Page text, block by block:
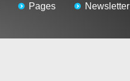
Pages Newsletter